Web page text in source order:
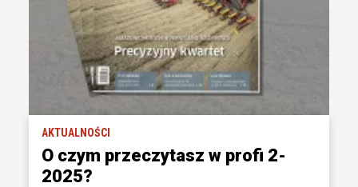
AKTUALNOŚCI
O czym przeczytasz w profi 2-
2025?